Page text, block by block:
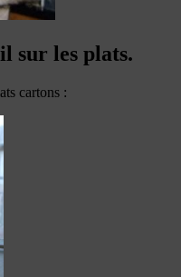
sur les plats.
cartons :